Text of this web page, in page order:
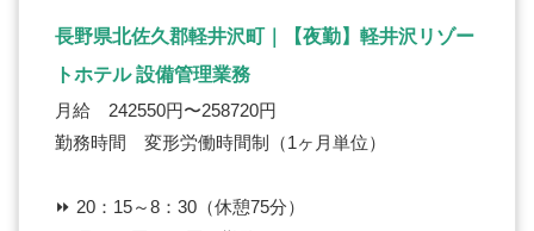
長野県北佐久郡軽井沢町｜【夜勤】軽井沢リゾー
トホテル 設備管理業務
月給 242550円〜258720円
勤務時間 変形労働時間制（1ヶ月単位）
⏩ 20：15～8：30（休憩75分）